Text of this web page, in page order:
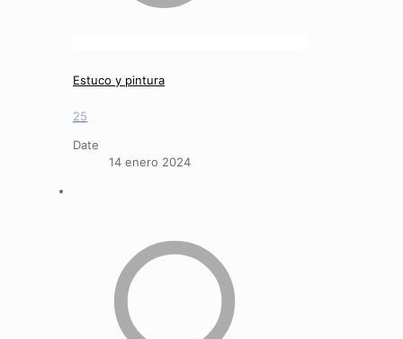
Estuco y pintura
25
Date
14 enero 2024